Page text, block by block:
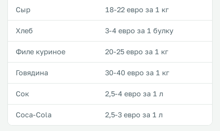
Сыр 18-22 евро за 1 кг
Хлеб 3-4 евро за 1 булку
Филе куриное 20-25 евро за 1 кг
Говядина 30-40 евро за 1 кг
Сок 2,5-4 евро за 1 л
Coca-Cola 2,5-3 евро за 1 л